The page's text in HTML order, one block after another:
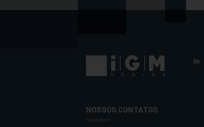
NOSSOS CONTATOS